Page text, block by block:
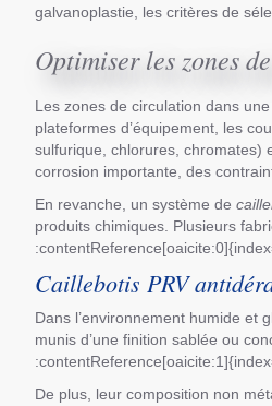
galvanoplastie, les critères de
Optimiser les zones
Les zones de circulation dans
plateformes d’équipement, les
sulfurique, chlorures, chromates)
corrosion importante, des
En revanche, un système de
produits chimiques. Plusieurs
Caillebotis PRV
Dans l’environnement humide et
munis d’une finition sablée ou
De plus, leur composition non